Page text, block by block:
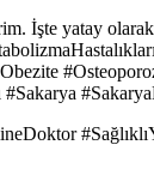
İşte yatay
#Sakarya